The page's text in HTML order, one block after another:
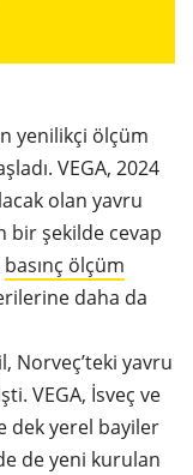
yenilikçi ölçüm
VEGA, 2024
olan yavru
bir şekilde cevap
basınç ölçüm
daha da
Norveç’teki yavru
VEGA, İsveç ve
dek yerel bayiler
de yeni kurulan